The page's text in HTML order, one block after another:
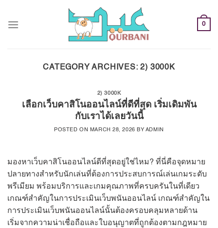
content
0
CATEGORY ARCHIVES:2) 3000K
2) 3000K
เลือกเว็บคาสิโนออนไลน์ที่ดีที่สุด เริ่มเดิมพัน
กับเราได้เลยวันนี้
POSTED ON MARCH 28, 2026 BY ADMIN
มองหาเว็บคาสิโนออนไลน์ดีที่สุดอยู่ใช่ไหม? ที่นี่คือจุดหมาย
ปลายทางสำหรับนักเล่นที่ต้องการประสบการณ์เล่นเกมระดับ
พรีเมียม พร้อมบริการและเกมคุณภาพที่ครบครันในที่เดียว
เกณฑ์สำคัญในการประเมินเว็บพนันออนไลน์ เกณฑ์สำคัญใน
การประเมินเว็บพนันออนไลน์นั้นต้องครอบคลุมหลายด้าน
เริ่มจากความน่าเชื่อถือและใบอนุญาตที่ถูกต้องตามกฎหมาย